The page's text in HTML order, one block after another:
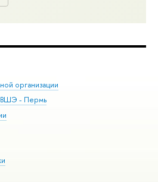
организации
ВШЭ - Пермь